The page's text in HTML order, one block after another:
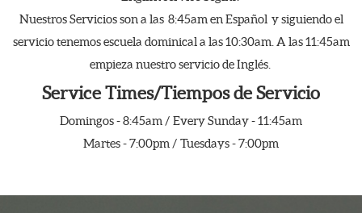
Nuestros Servicios son a las 8:45am en Español y siguiendo el
servicio tenemos escuela dominical a las 10:30am. A las 11:45am
empieza nuestro servicio de Inglés.
Service Times/Tiempos de Servicio
Domingos - 8:45am / Every Sunday - 11:45am
Martes - 7:00pm / Tuesdays - 7:00pm